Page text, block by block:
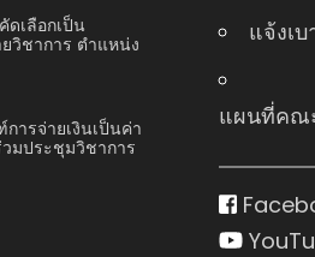
เลือกเป็น
วิชาการ ตําแหน่ง
ารจ่ายเงินเป็นค่า
มประชุมวิชาการ
แจ้งเ
แผนที่คณ